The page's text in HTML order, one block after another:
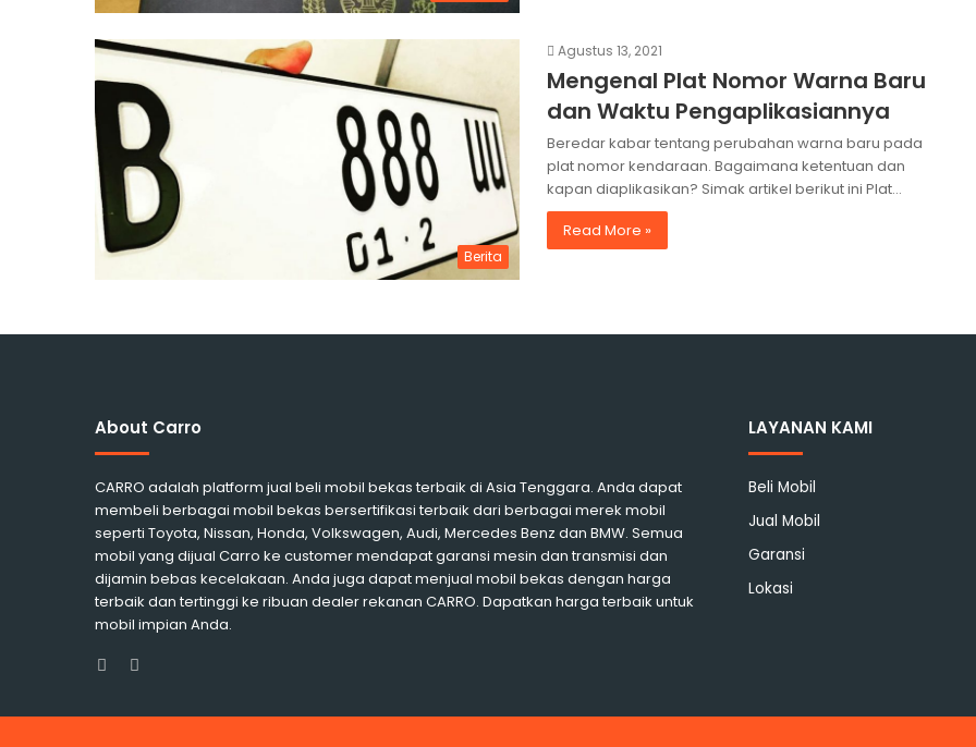
Berita
Agustus 13, 2021
Mengenal Plat Nomor Warna Baru
dan Waktu Pengaplikasiannya
Beredar kabar tentang perubahan warna baru pada
plat nomor kendaraan. Bagaimana ketentuan dan
kapan diaplikasikan? Simak artikel berikut ini Plat…
Read More »
About Carro
CARRO adalah platform jual beli mobil bekas terbaik di Asia Tenggara. Anda dapat
membeli berbagai mobil bekas bersertifikasi terbaik dari berbagai merek mobil
seperti Toyota, Nissan, Honda, Volkswagen, Audi, Mercedes Benz dan BMW. Semua
mobil yang dijual Carro ke customer mendapat garansi mesin dan transmisi dan
dijamin bebas kecelakaan. Anda juga dapat menjual mobil bekas dengan harga
terbaik dan tertinggi ke ribuan dealer rekanan CARRO. Dapatkan harga terbaik untuk
mobil impian Anda.
Facebook
Instagram
LAYANAN KAMI
Beli Mobil
Jual Mobil
Garansi
Lokasi